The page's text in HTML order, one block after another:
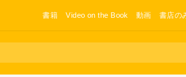
書籍 Video on the Book 動画 書店の